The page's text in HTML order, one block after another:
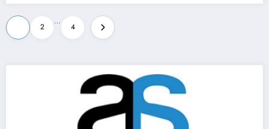
Pagination
des
publications
2
…
4